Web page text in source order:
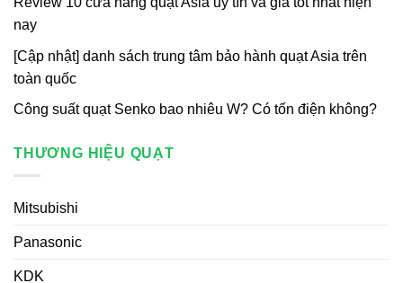
nay
[Cập nhật] danh sách trung tâm bảo hành quạt Asia trên
toàn quốc
Công suất quạt Senko bao nhiêu W? Có tốn điện không?
THƯƠNG HIỆU QUẠT
Mitsubishi
Panasonic
KDK